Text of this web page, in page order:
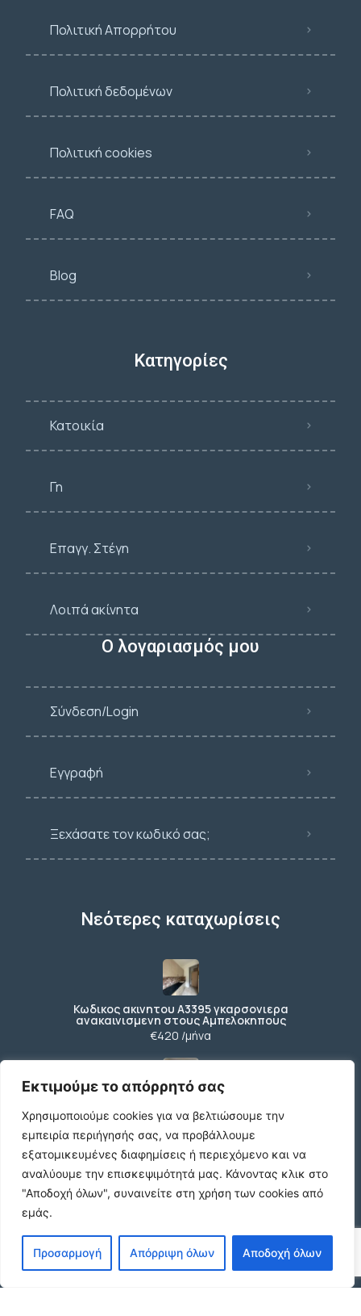
Εκτιμούμε το απόρρητό σας
Χρησιμοποιούμε cookies για να βελτιώσουμε την
εμπειρία περιήγησής σας, να προβάλλουμε
εξατομικευμένες διαφημίσεις ή περιεχόμενο και να
αναλύουμε την επισκεψιμότητά μας. Κάνοντας κλικ στο
"Αποδοχή όλων", συναινείτε στη χρήση των cookies από
εμάς.
Προσαρμογή Απόρριψη όλων Αποδοχή όλων
Πολιτική Απορρήτου
Πολιτική δεδομένων
Πολιτική cookies
FAQ
Blog
Κατηγορίες
Κατοικία
Γη
Επαγγ. Στέγη
Λοιπά ακίνητα
Ο λογαριασμός μου
Σύνδεση/Login
Εγγραφή
Ξεχάσατε τον κωδικό σας;
Νεότερες καταχωρίσεις
Κωδικος ακινητου Α3395 γκαρσονιερα
ανακαινισμενη στους Αμπελοκηπους
€420 /μήνα
Αμπελοκηπους
€550 /μήνα
€169.000